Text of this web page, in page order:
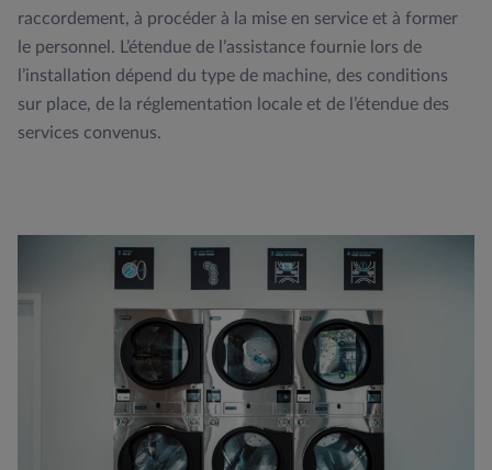
raccordement, à procéder à la mise en service et à former
le personnel. L’étendue de l’assistance fournie lors de
l’installation dépend du type de machine, des conditions
sur place, de la réglementation locale et de l’étendue des
services convenus.